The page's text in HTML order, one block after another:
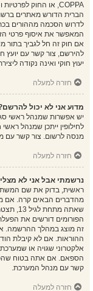
לדרוש הסכמה מההורים
אם חוק זה חל לגביך
יעוץ חוקי ואינה נקודה
חזרה למעלה
מדוע אני לא יכול
יש אפשרות שמנהל ראשי
מנסה לרשום. צור קשר עם
חזרה למעלה
נרשמתי אבל אני לא
ראשית, בדוק את שם
שאתה
הפורומים דורשים את
זה מוצג במהלך ההרשמה.
ההוראות. אם לא קיבלת
אלקטרוני שגויה או
הספאם. אם אתה בטוח
קשר עם מנהל המערכת.
חזרה למעלה